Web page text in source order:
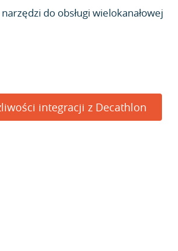
do obsługi wielokanałowej
integracji z Decathlon